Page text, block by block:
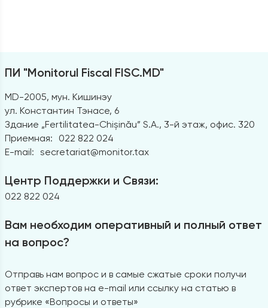
ПИ "Monitorul Fiscal FISC.MD"
MD-2005, мун. Кишинэу
ул. Константин Тэнасе, 6
Здание „Fertilitatea-Chișinău” S.A., 3-й этаж, офис. 320
Приемная:
022 822 024
E-mail: secretariat@monitor.tax
Центр Поддержки и Связи:
022 822 024
Вам необходим оперативный и полный ответ
на вопрос?
Отправь нам вопрос и в самые сжатые сроки получи
ответ экспертов на e-mail или ссылку на статью в
рубрике «Вопросы и ответы»